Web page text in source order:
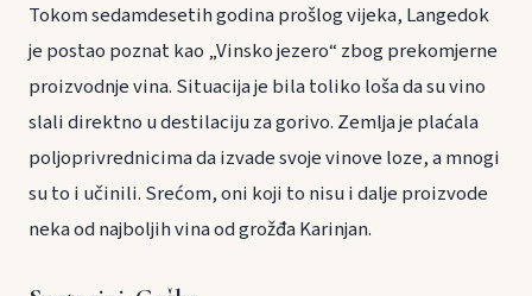
Tokom sedamdesetih godina prošlog vijeka, Langedok
je postao poznat kao „Vinsko jezero“ zbog prekomjerne
proizvodnje vina. Situacija je bila toliko loša da su vino
slali direktno u destilaciju za gorivo. Zemlja je plaćala
poljoprivrednicima da izvade svoje vinove loze, a mnogi
su to i učinili. Srećom, oni koji to nisu i dalje proizvode
neka od najboljih vina od grožđa Karinjan.